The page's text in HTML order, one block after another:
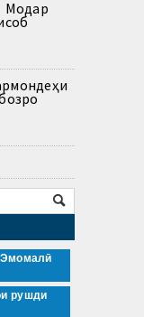
Модар
Эмомалӣ
рушди